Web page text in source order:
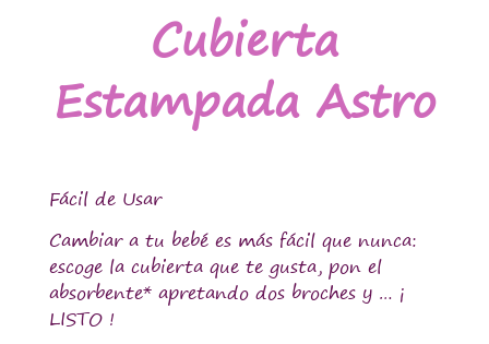
Cubierta
Estampada Astro
Fácil de Usar
Cambiar a tu bebé es más fácil que nunca:
escoge la cubierta que te gusta, pon el
absorbente* apretando dos broches y … ¡
LISTO !